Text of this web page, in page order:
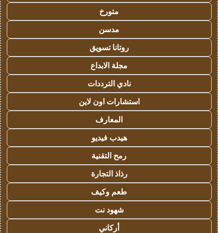
متورخ
مدسن
روتانا تسويق
مجلة الابداع
نادي الترددات
استشارات اون لاين
المعارف
هيدب فيديو
رمح التقنية
رذاذ التجارة
طعم وكيف
شهود نت
أركاني